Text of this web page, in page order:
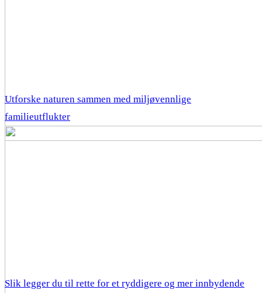
Utforske naturen sammen med miljøvennlige
familieutflukter
Slik legger du til rette for et ryddigere og mer innbydende